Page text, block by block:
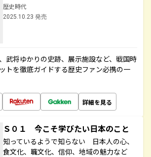
歴史時代
2025.10.23 発売
武将ゆかりの史跡、展示施設など、戦国時
トを徹底ガイドする歴史ファン必携の一
詳細を見る
Ｓ０１ 今こそ学びたい日本のこと
知っているようで知らない 日本人の心、
食文化、職文化、信仰、地域の魅力など